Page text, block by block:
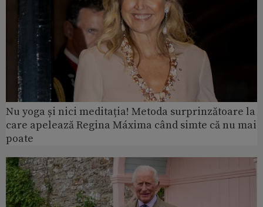
Nu yoga și nici meditația! Metoda surprinzătoare la
care apelează Regina Máxima când simte că nu mai
poate